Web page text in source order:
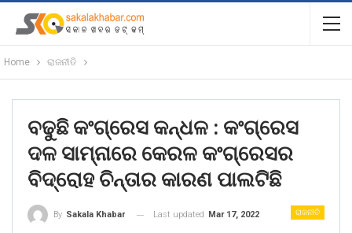
Home ରାଜନୀତି
ବଢୁଛି କଂଗ୍ରେସ କନ୍ଧଳ : କଂଗ୍ରେସ
ଦଳ ସାମ୍ନାରେ କେରଳ କଂଗ୍ରେସର
ବିଦ୍ରୋହ ଚିନ୍ତାର କାରଣ ପାଲଟିଛି
ରାଜନୀତି
By Sakala Khabar Last updated Mar 17, 2022